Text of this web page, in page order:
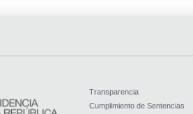
Transparencia
Cumplimiento de Sentencias